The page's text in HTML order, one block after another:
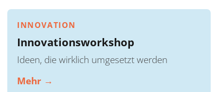
INNOVATION
Innovationsworkshop
Ideen, die wirklich umgesetzt werden
Mehr →